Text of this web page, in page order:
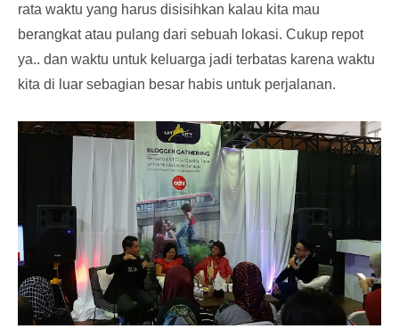
rata waktu yang harus disisihkan kalau kita mau
berangkat atau pulang dari sebuah lokasi. Cukup repot
ya.. dan waktu untuk keluarga jadi terbatas karena waktu
kita di luar sebagian besar habis untuk perjalanan.